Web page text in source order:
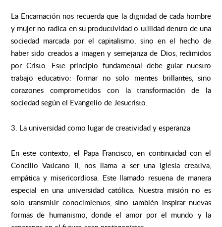
La Encarnación nos recuerda que la dignidad de cada hombre
y mujer no radica en su productividad o utilidad dentro de una
sociedad marcada por el capitalismo, sino en el hecho de
haber sido creados a imagen y semejanza de Dios, redimidos
por Cristo. Este principio fundamental debe guiar nuestro
trabajo educativo: formar no solo mentes brillantes, sino
corazones comprometidos con la transformación de la
sociedad según el Evangelio de Jesucristo.
3. La universidad como lugar de creatividad y esperanza
En este contexto, el Papa Francisco, en continuidad con el
Concilio Vaticano II, nos llama a ser una Iglesia creativa,
empática y misericordiosa. Este llamado resuena de manera
especial en una universidad católica. Nuestra misión no es
solo transmitir conocimientos, sino también inspirar nuevas
formas de humanismo, donde el amor por el mundo y la